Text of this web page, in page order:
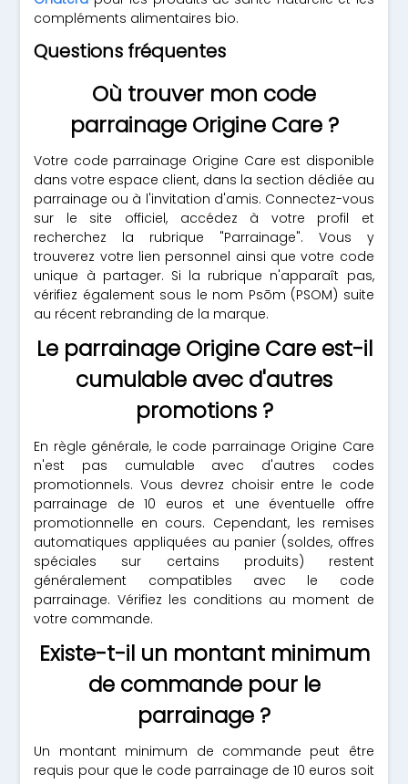
compléments alimentaires bio.
Questions fréquentes
Où trouver mon code
parrainage Origine Care ?
Votre code parrainage Origine Care est disponible
dans votre espace client, dans la section dédiée au
parrainage ou à l'invitation d'amis. Connectez-vous
sur le site officiel, accédez à votre profil et
recherchez la rubrique "Parrainage". Vous y
trouverez votre lien personnel ainsi que votre code
unique à partager. Si la rubrique n'apparaît pas,
vérifiez également sous le nom Psōm (PSOM) suite
au récent rebranding de la marque.
Le parrainage Origine Care est-il
cumulable avec d'autres
promotions ?
En règle générale, le code parrainage Origine Care
n'est pas cumulable avec d'autres codes
promotionnels. Vous devrez choisir entre le code
parrainage de 10 euros et une éventuelle offre
promotionnelle en cours. Cependant, les remises
automatiques appliquées au panier (soldes, offres
spéciales sur certains produits) restent
généralement compatibles avec le code
parrainage. Vérifiez les conditions au moment de
votre commande.
Existe-t-il un montant minimum
de commande pour le
parrainage ?
Un montant minimum de commande peut être
requis pour que le code parrainage de 10 euros soit